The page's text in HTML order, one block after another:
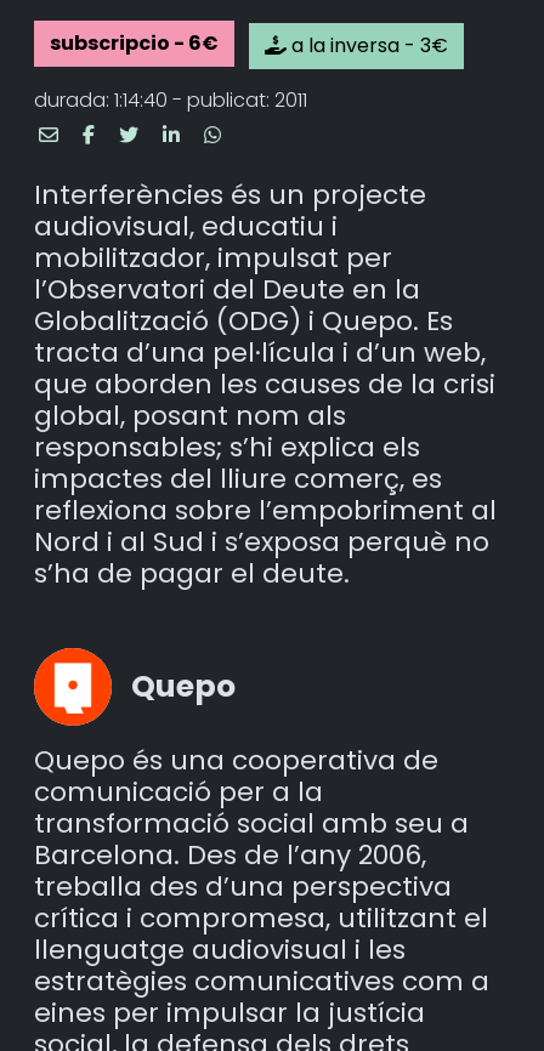
subscripcio - 6€
a la inversa - 3€
durada: 1:14:40 - publicat: 2011
Interferències és un projecte
audiovisual, educatiu i
mobilitzador, impulsat per
l’Observatori del Deute en la
Globalització (ODG) i Quepo. Es
tracta d’una pel·lícula i d’un web,
que aborden les causes de la crisi
global, posant nom als
responsables; s’hi explica els
impactes del lliure comerç, es
reflexiona sobre l’empobriment al
Nord i al Sud i s’exposa perquè no
s’ha de pagar el deute.
Quepo
Quepo és una cooperativa de
comunicació per a la
transformació social amb seu a
Barcelona. Des de l’any 2006,
treballa des d’una perspectiva
crítica i compromesa, utilitzant el
llenguatge audiovisual i les
estratègies comunicatives com a
eines per impulsar la justícia